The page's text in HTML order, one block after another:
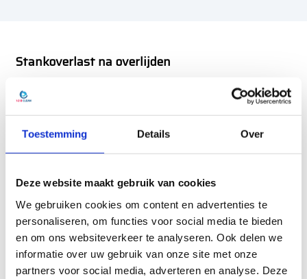
Toestemming Details Over
Deze website maakt gebruik van cookies
We gebruiken cookies om content en advertenties te
personaliseren, om functies voor social media te bieden
en om ons websiteverkeer te analyseren. Ook delen we
informatie over uw gebruik van onze site met onze
partners voor social media, adverteren en analyse. Deze
Stankoverlast na overlijden
Voordat wij de ruimte professioneel reinigen
elimineren wij de bron van deze lucht. Deze lucht
ontstaat door dat er gassen en verbindingen
vrijkomen bij een lijf dat in staat van ontbinding is.
ozonbehandeling.
Wij dragen daarbij kleding dat zorgt voor de
benodigde bescherming, veiligheidsbrillen en maskers
met – indien nodig – gezuiverde perslucht om het
stappenplan onder de juiste omstandigheden uit te